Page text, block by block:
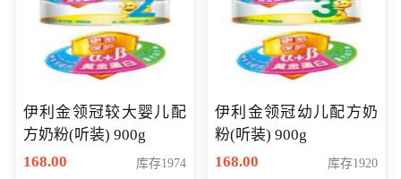
伊利金领冠较大婴儿配
方奶粉(听装) 900g
168.00
库存1974
伊利金领冠幼儿配方奶
粉(听装) 900g
168.00
库存1920